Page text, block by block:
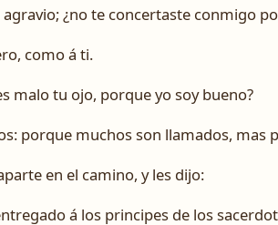
¿no te concertaste conmigo
como á ti.
malo tu ojo, porque yo soy bueno?
porque muchos son llamados, mas
en el camino, y les dijo:
á los principes de los